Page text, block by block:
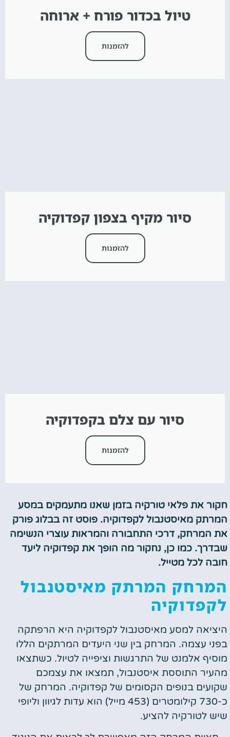
טיול בכדור פורח + ארוחה
להזמנות
סיור מקיף בצפון קפדוקיה
להזמנות
סיור עם צלם בקפדוקיה
להזמנות
חקור את פלאי טורקיה בזמן שאנו מתעמקים במסע
המרתק מאיסטנבול לקפדוקיה. פוסט זה בבלוג פורק
את המרחק, דרכי התחבורה והמראות עוצרי הנשימה
שבדרך. כמו כן, נחקור מה הופך את קפדוקיה ליעד
חובה לכל מטייל.
המרחק המרתק מאיסטנבול
לקפדוקיה
היציאה למסע מאיסטנבול לקפדוקיה היא הרפתקה
בפני עצמה. המרחק בין שני היעדים המרתקים הללו
מוסיף אלמנט של התרגשות וציפייה לטיול. כשתצאו
מהעיר התוססת איסטנבול, תמצאו את עצמכם
שקועים בנופים הקסומים של קפדוקיה. המרחק של
כ-730 קילומטרים (453 מייל) הוא עדות לגיוון וליופי
שיש לטורקיה להציע.